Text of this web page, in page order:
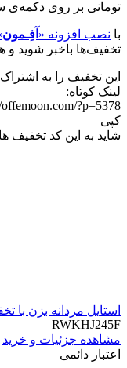
تومانی بر روی دکمه‌ی
با نصب افزونه « آفِـمون
تخفیف‌ها باخبر شوید و
این تخفیف را به اشتراک
لینک کوتاه:
?p=5378
کپی
شاید به این کد تخفیف
استایل مردانه بزن با تخفیف 200 هزار تومانی
RWKHJ245F
مشاهده جزئیات و خرید
اعتبار دائمی